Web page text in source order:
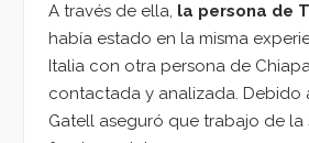
A través de ella, la persona de
había estado en la misma
Italia con otra persona de
contactada y analizada. Debido
Gatell aseguró que trabajo de